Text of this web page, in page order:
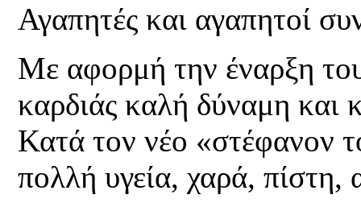
Αγαπητές και αγαπητοί
Με αφορμή την έναρξη
καρδιάς καλή δύναμη και
Κατά τον νέο «στέφανον
πολλή υγεία, χαρά, πίστη,